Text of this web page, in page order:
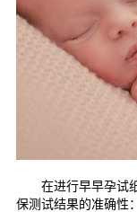
在进行早早孕试纸
保测试结果的准确性：